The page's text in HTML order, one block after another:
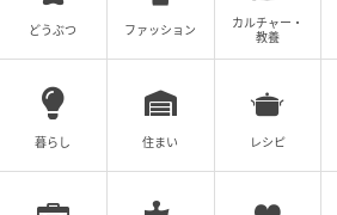
次の記事
今日の運勢 6月13日（
キング」第1位は牡牛座
の星座は何位…!?
どうぶつ ファッション
カルチャー・
教養
暮らし 住まい レシピ